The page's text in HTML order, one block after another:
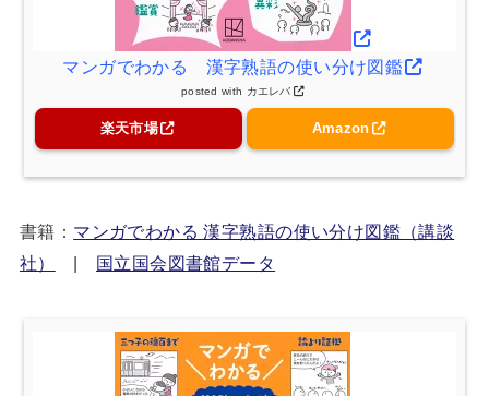
マンガでわかる 漢字熟語の使い分け図鑑
posted with カエレバ
楽天市場 Amazon
書籍： マンガでわかる 漢字熟語の使い分け図鑑（講談
社）
| 国立国会図書館データ